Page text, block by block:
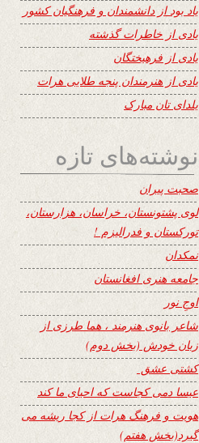
یاد بود از دانشمندان و فرهنگیان کشور
یادی از خاطرات گذشته
یادی از فرهیختگان
یادی از هنرمندان پنجه طلایی هرات
یلدای تان مبارک
نوشته‌های تازه
صحبت پیران
لوی پشتونستان، خراسان، هزارستان،
تورکستان و فدرالیزم !
نمکدان
جامعه هنری افغانستان
اوجِ نور
شاعر بانوی هنرمند ، هما طرزی از
زبان خودش (بخش دوم)
کشتی عشق
عیسا دمی کجاست که احیای ما کند
هویت و فرهنگ هرات از کجا ریشه می
گیرد(بخش هفتم)